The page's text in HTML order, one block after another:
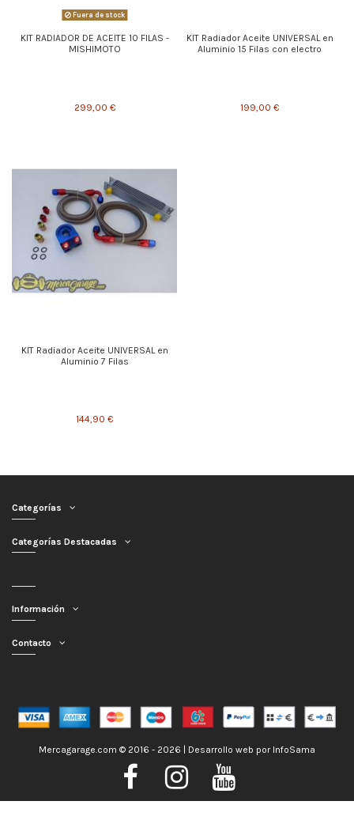
Fuera de stock
KIT RADIADOR DE ACEITE 10 FILAS -
MISHIMOTO
299,00 €
KIT Radiador Aceite UNIVERSAL en
Aluminio 15 Filas con electro
199,00 €
KIT Radiador Aceite UNIVERSAL en
Aluminio 7 Filas
144,90 €
Categorías
Categorías Destacadas
Información
Contacto
Mercagarage.com © 2016 - 2026 | Desarrollo web por InfoSama